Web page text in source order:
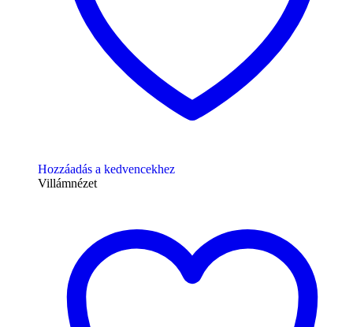
Hozzáadás a kedvencekhez
Villámnézet